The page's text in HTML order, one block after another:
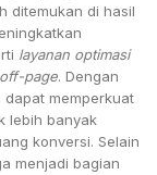
ditemukan di hasil
layanan optimasi
page. Dengan
dapat memperkuat
lebih banyak
konversi. Selain
menjadi bagian